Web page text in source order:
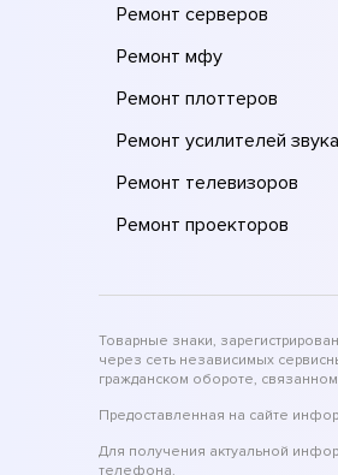
Ремонт серверов
Ремонт мфу
Ремонт плоттеров
Ремонт усилителей звука
Ремонт телевизоров
Ремонт проекторов
Товарные знаки,
через сеть независимых
гражданском обороте,
Предоставленная на сайте
Для получения актуальной
телефона.